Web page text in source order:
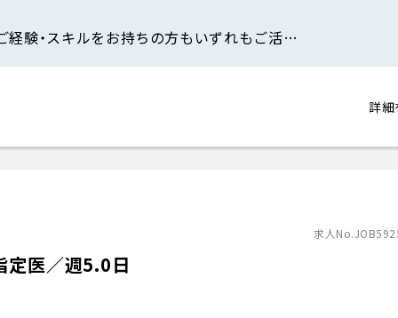
経験・スキルをお持ちの方もいずれもご活…
詳
求人
定医／週5.0日